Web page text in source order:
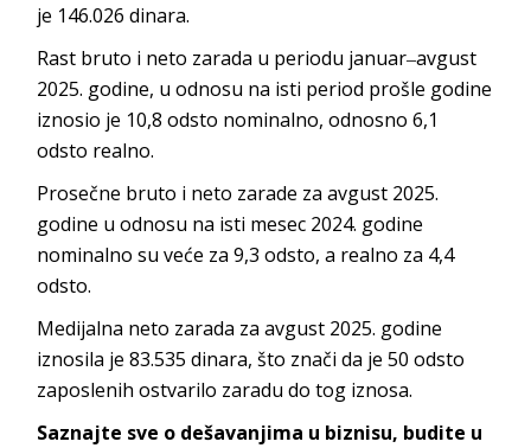
je 146.026 dinara.
Rast bruto i neto zarada u periodu januar‒avgust
2025. godine, u odnosu na isti period prošle godine
iznosio je 10,8 odsto nominalno, odnosno 6,1
odsto realno.
Prosečne bruto i neto zarade za avgust 2025.
godine u odnosu na isti mesec 2024. godine
nominalno su veće za 9,3 odsto, a realno za 4,4
odsto.
Medijalna neto zarada za avgust 2025. godine
iznosila je 83.535 dinara, što znači da je 50 odsto
zaposlenih ostvarilo zaradu do tog iznosa.
Saznajte sve o dešavanjima u biznisu, budite u